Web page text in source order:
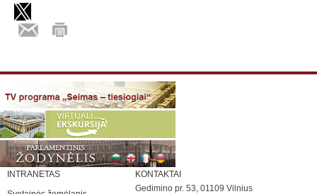
INTRANETAS
KONTAKTAI
Gedimino pr. 53, 01109 Vilnius